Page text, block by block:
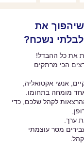
את
נשכח?
את כל ההבדל!
הכי מרתקים
אנשי אקטואליה,
מומחה בתחומו.
לקהל שלכם, כדי
ערך.
מסר עוצמתי